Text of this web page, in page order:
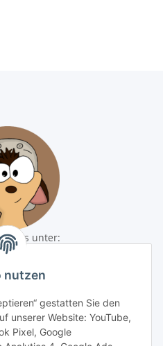
nutzen
gestatten Sie den
unserer Website: YouTube,
Pixel, Google
uns unter: